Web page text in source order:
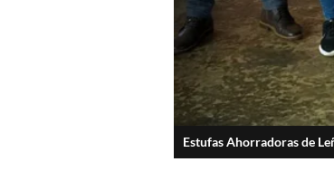
Estufas Ahorradoras de